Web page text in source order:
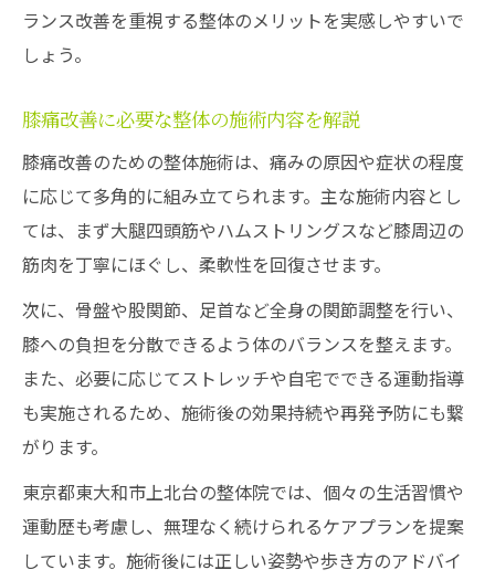
ランス改善を重視する整体のメリットを実感しやすいで
しょう。
膝痛改善に必要な整体の施術内容を解説
膝痛改善のための整体施術は、痛みの原因や症状の程度
に応じて多角的に組み立てられます。主な施術内容とし
ては、まず大腿四頭筋やハムストリングスなど膝周辺の
筋肉を丁寧にほぐし、柔軟性を回復させます。
次に、骨盤や股関節、足首など全身の関節調整を行い、
膝への負担を分散できるよう体のバランスを整えます。
また、必要に応じてストレッチや自宅でできる運動指導
も実施されるため、施術後の効果持続や再発予防にも繋
がります。
東京都東大和市上北台の整体院では、個々の生活習慣や
運動歴も考慮し、無理なく続けられるケアプランを提案
しています。施術後には正しい姿勢や歩き方のアドバイ